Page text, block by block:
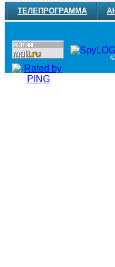
ТЕЛЕПРОГРАММА